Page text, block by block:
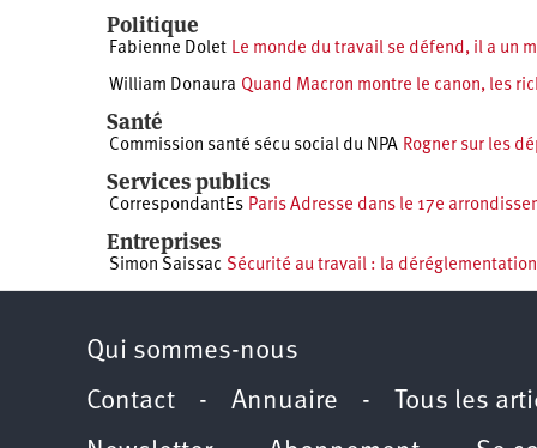
Politique
Fabienne Dolet Le monde du travail se défend, il a un
William Donaura Quand Macron montre le canon, les
Santé
Commission santé sécu social du NPA Rogner sur les
Services publics
CorrespondantEs Paris Adresse dans le 17e
Entreprises
Simon Saissac Sécurité au travail : la
Qui sommes-nous
Contact - Annuaire - Tous les